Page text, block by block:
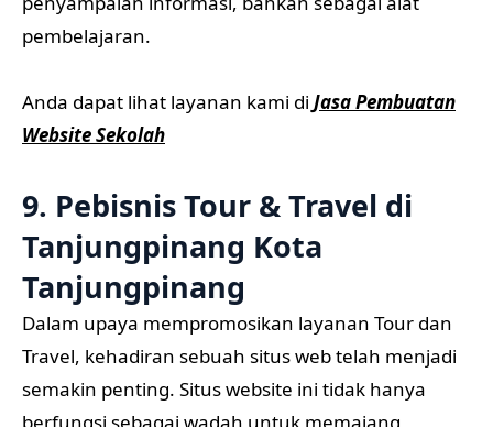
pembelajaran.
Anda dapat lihat layanan kami di Jasa Pembuatan
Website Sekolah
9. Pebisnis Tour & Travel di
Tanjungpinang Kota
Tanjungpinang
Dalam upaya mempromosikan layanan Tour dan
Travel, kehadiran sebuah situs web telah menjadi
semakin penting. Situs website ini tidak hanya